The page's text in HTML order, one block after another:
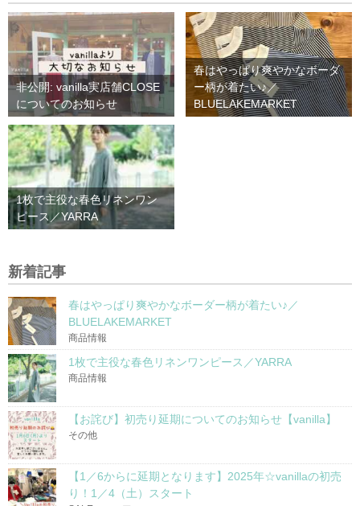
非公開: vanilla実店舗CLOSE
についてのお知らせ
春はやっぱり爽やかなボーダ
ー柄が着たい♪／
BLUELAKEMARKET
1枚で主役な春色リネンワン
ピース／YARRA
新着記事
春はやっぱり爽やかなボーダー柄が着たい♪／
BLUELAKEMARKET
商品情報
1枚で主役な春色リネンワンピース／YARRA
商品情報
【お詫び】初売り延期についてのお知らせ【vanilla】
その他
【1／6からに延期となります】2025年☆vanillaの初売
り！1／4（土）スタート